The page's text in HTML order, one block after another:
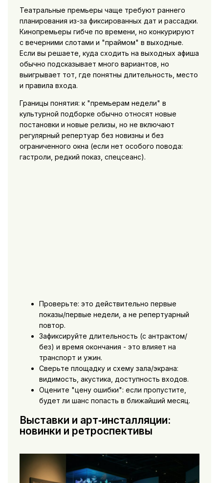
Театральные премьеры чаще требуют раннего
планирования из-за фиксированных дат и рассадки.
Кинопремьеры гибче по времени, но конкурируют
с вечерними слотами и "праймом" в выходные.
Если вы решаете, куда сходить на выходных афиша
обычно подсказывает много вариантов, но
выигрывает тот, где понятны длительность, место
и правила входа.
Границы понятия: к "премьерам недели" в
культурной подборке обычно относят новые
постановки и новые релизы, но не включают
регулярный репертуар без новизны и без
ограниченного окна (если нет особого повода:
гастроли, редкий показ, спецсеанс).
Проверьте: это действительно первые
показы/первые недели, а не репертуарный
повтор.
Зафиксируйте длительность (с антрактом/
без) и время окончания - это влияет на
транспорт и ужин.
Сверьте площадку и схему зала/экрана:
видимость, акустика, доступность входов.
Оцените "цену ошибки": если пропустите,
будет ли шанс попасть в ближайший месяц.
Выставки и арт‑инсталляции:
новинки и ретроспективы